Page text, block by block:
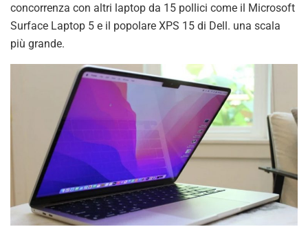
concorrenza con altri laptop da 15 pollici come il Microsoft
Surface Laptop 5 e il popolare XPS 15 di Dell. una scala
più grande.